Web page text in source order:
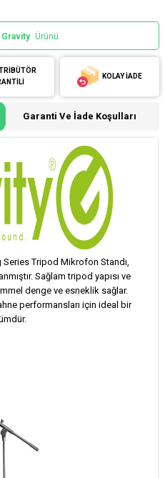
Gravity Ürünü
KOLAY İADE
Garanti Ve İade Koşulları
Series Tripod Mikrofon Standı,
Sağlam tripod yapısı ve
denge ve esneklik sağlar.
performansları için ideal bir